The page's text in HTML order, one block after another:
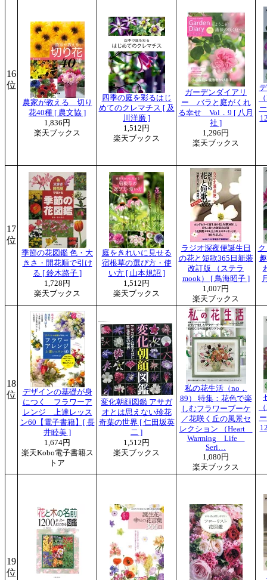
16
位
農家が教える 切り
花40種 [ 農文協 ]
1,836円
楽天ブックス
四季の庭を彩るはじ
めてのクレマチス [ 及
川洋磨 ]
1,512円
楽天ブックス
ガーデンダイアリ
ー バラと庭がくれ
る幸せ Vol．9 [ 八月
社 ]
1,296円
楽天ブックス
17
位
季節の花図鑑 色・大
きさ・開花順で引け
る [ 鈴木路子 ]
1,728円
楽天ブックス
庭をきれいに見せる
宿根草の選び方・使
い方 [ 山本規詔 ]
1,512円
楽天ブックス
ラジオ深夜便誕生日
の花と短歌365日新装
改訂版 （ステラ
mook） [ 鳥海昭子 ]
1,007円
楽天ブックス
18
位
デザインの基礎が身
につく フラワーア
レンジ 上達レッス
ン60【電子書籍】[ 長
井睦美 ]
1,674円
楽天Kobo電子書籍ス
トア
変化朝顔図鑑 アサガ
オとは思えない珍花
奇葉の世界 [ 仁田坂英
二 ]
1,512円
楽天ブックス
私の花生活（no．
89） 特集：花色で楽
しむフラワーブーケ
／花咲く丘の風景セ
レクション （Heart
Warming Life
Seri…
1,080円
楽天ブックス
19
位